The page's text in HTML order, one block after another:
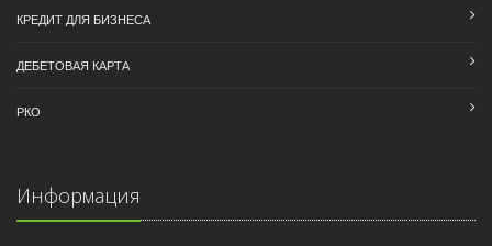
КРЕДИТ ДЛЯ БИЗНЕСА
ДЕБЕТОВАЯ КАРТА
РКО
Информация